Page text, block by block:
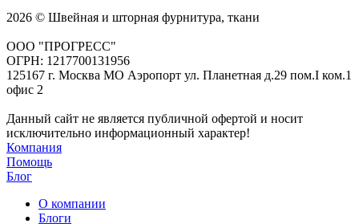
2026 © Швейная и шторная фурнитура, ткани
ООО "ПРОГРЕСС"
ОГРН: 1217700131956
125167 г. Москва МО Аэропорт ул. Планетная д.29 пом.I ком.1
офис 2
Данный сайт не является публичной офертой и носит
исключительно информационный характер!
Компания
Помощь
Блог
О компании
Блоги